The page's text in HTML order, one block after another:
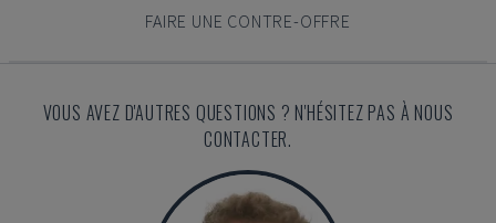
FAIRE UNE CONTRE-OFFRE
VOUS AVEZ D'AUTRES QUESTIONS ? N'HÉSITEZ PAS À NOUS
CONTACTER.